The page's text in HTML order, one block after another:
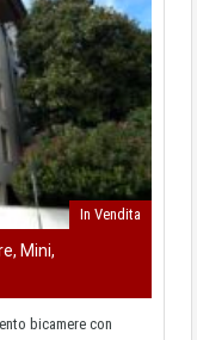
In Vendita
Mini,
bicamere con